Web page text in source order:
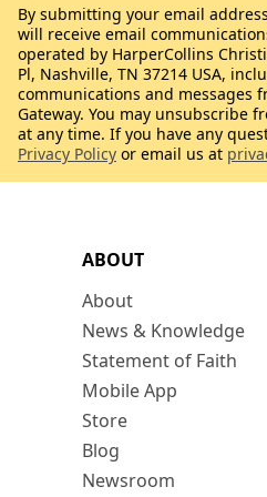
ABOUT
About
News & Knowledge
Statement of Faith
Mobile App
Store
Blog
Newsroom
By submitting your email
will receive email
operated by HarperCollins
Pl, Nashville, TN 37214 USA,
communications and messages
Gateway. You may unsubscribe
at any time. If you have any
Privacy Policy or email us at